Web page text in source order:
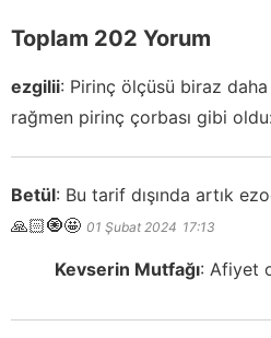
Toplam 202 Yorum
ezgilii: Pirinç ölçüsü biraz
rağmen pirinç çorbası gibi
Betül: Bu tarif dışında artık
🙏🏻🧿🤩 01 Şubat 2024 17:13
Kevserin Mutfağı: Afiyet